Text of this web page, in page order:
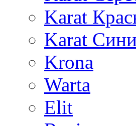
Karat
Karat
Krona
Warta
Elit